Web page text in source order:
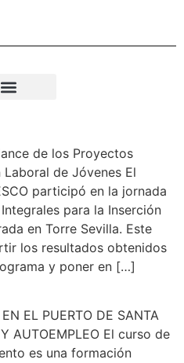
de los Proyectos
de Jóvenes El
participó en la jornada
para la Inserción
en Torre Sevilla. Este
los resultados obtenidos
y poner en […]
EL PUERTO DE SANTA
AUTOEMPLEO El curso de
es una formación